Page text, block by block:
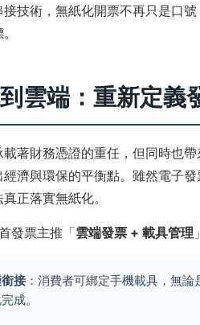
技術，無紙化開票不再只是口
雲端：重新定義
載著財務憑證的重任，但同時也
濟與環保的平衡點。雖然電子
正落實無紙化。
發票主推「雲端發票 + 載具管理
接 ：消費者可綁定手機載具，無
成。